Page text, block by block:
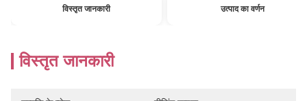
विस्तृत जानकारी उत्पाद का वर्णन
विस्तृत जानकारी